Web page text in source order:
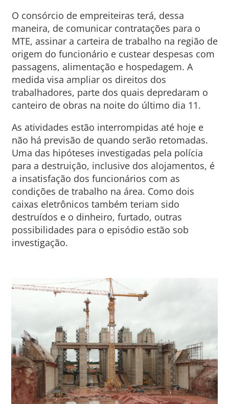
O consórcio de empreiteiras terá, dessa
maneira, de comunicar contratações para o
MTE, assinar a carteira de trabalho na região de
origem do funcionário e custear despesas com
passagens, alimentação e hospedagem. A
medida visa ampliar os direitos dos
trabalhadores, parte dos quais depredaram o
canteiro de obras na noite do último dia 11.
As atividades estão interrompidas até hoje e
não há previsão de quando serão retomadas.
Uma das hipóteses investigadas pela polícia
para a destruição, inclusive dos alojamentos, é
a insatisfação dos funcionários com as
condições de trabalho na área. Como dois
caixas eletrônicos também teriam sido
destruídos e o dinheiro, furtado, outras
possibilidades para o episódio estão sob
investigação.